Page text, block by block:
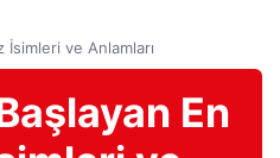
İsimleri ve Anlamları
En